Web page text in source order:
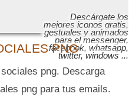
PNG
Descárgate los
mejores iconos gratis,
gestuales y animados
para el messenger,
facebook, whatsapp,
twitter, windows ...
png. Descarga
png para tus emails.